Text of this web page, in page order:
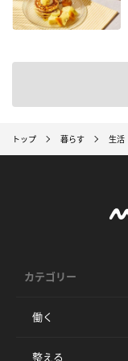
トップ 暮らす 生活
カテゴリー
働く
整える